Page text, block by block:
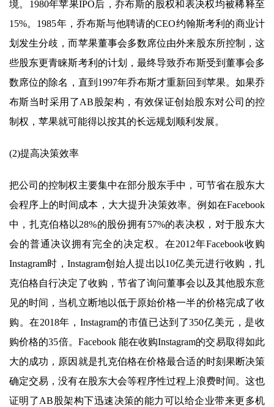
境。1980年苹果IPO后，乔布斯的股权和表决权均被稀释至
15%。1985年，乔布斯与他聘请的CEO约翰斯考利的商业计
划发生分歧，而苹果董事会多数席位由外来股东所控制，这
些股东更青睐斯考利的计划，最终导致乔布斯受到董事会多
数席位的除名，直到1997年乔布斯才重新回到苹果。如果乔
布斯当时采用了AB股架构，有效保证创始股东对公司的控
制权，苹果就可能得以按其的长远规划顺利发展。
(2)提高决策效率
把公司的控制权主要集中在部分股东手中，可节省在股东大
会程序上的时间成本，大大提升决策效率。例如在Facebook
中，扎克伯格以28%的股份拥有57%的表决权，对于股东大
会的普通决议拥有完全的决定权。在2012年Facebook收购
Instagram时，Instagram创始人提出以10亿美元进行收购，扎
克伯格自行决定了收购，节省了询问董事会以及其他股东意
见的时间，当机立断地以低于原始价格一半的价格完成了收
购。在2018年，Instagram的市值已达到了350亿美元，是收
购价格的35倍。Facebook 能在收购Instagram的交易取得如此
大的成功，原因就是扎克伯格在价格最合适的时刻果断决策
确定交易，没有在股东大会等程序性过程上浪费时间。这也
证明了AB股架构下迅速决策的能力可以给企业带来更多机